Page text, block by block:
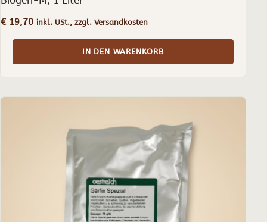
€19,70 inkl. USt., zzgl. Versandkosten
IN DEN WARENKORB